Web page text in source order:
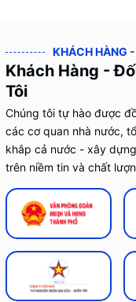
KHÁCH HÀNG
Khách Hàng -
Tôi
Chúng tôi tự hào được
các cơ quan nhà nước,
khắp cả nước - xây
trên niềm tin và chất